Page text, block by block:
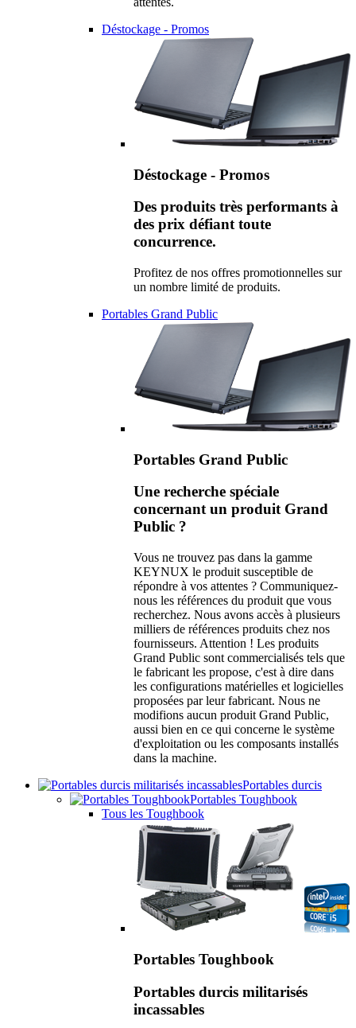
Déstockage - Promos
Déstockage - Promos
Des produits très performants à
des prix défiant toute
concurrence.
Profitez de nos offres promotionnelles sur
un nombre limité de produits.
Portables Grand Public
Portables Grand Public
Une recherche spéciale
concernant un produit Grand
Public ?
Vous ne trouvez pas dans la gamme
KEYNUX le produit susceptible de
répondre à vos attentes ? Communiquez-
nous les références du produit que vous
recherchez. Nous avons accès à plusieurs
milliers de références produits chez nos
fournisseurs. Attention ! Les produits
Grand Public sont commercialisés tels que
le fabricant les propose, c'est à dire dans
les configurations matérielles et logicielles
proposées par leur fabricant. Nous ne
modifions aucun produit Grand Public,
aussi bien en ce qui concerne le système
d'exploitation ou les composants installés
dans la machine.
Portables durcis
Portables Toughbook
Tous les Toughbook
Portables Toughbook
Portables durcis militarisés
incassables